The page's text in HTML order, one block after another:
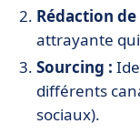
Rédaction
attrayante
Sourcing :
différents
sociaux).